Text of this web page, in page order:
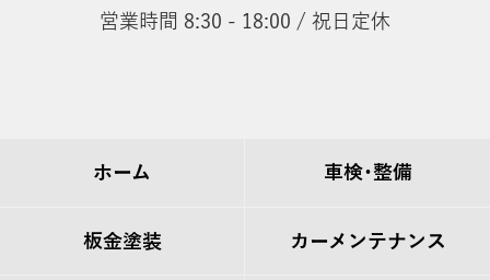
営業時間 8:30 - 18:00 / 祝日定休
ホーム 車検･整備
板金塗装 カーメンテナンス